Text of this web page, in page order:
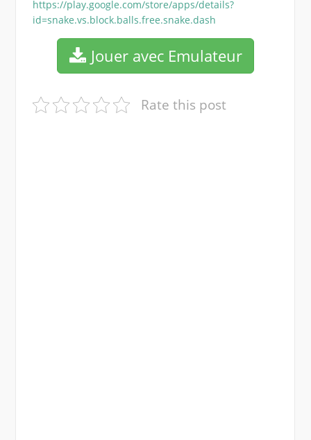
https://play.google.com/store/apps/details?
id=snake.vs.block.balls.free.snake.dash
Jouer avec Emulateur
Rate this post